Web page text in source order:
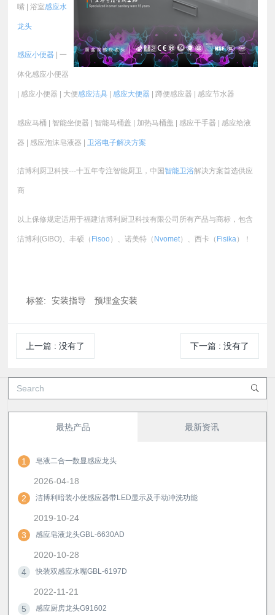
嘴 | 浴室感应水
龙头
感应小便器 | 一
体化感应小便器
| 感应小便器 | 大便感应洁具 |感应大便器 | 蹲便感应器 | 感应节水器
感应马桶 | 智能坐便器 | 智能马桶盖 | 加热马桶盖 | 感应干手器 | 感应给液
器 | 感应泡沫皂液器 | 卫浴电子解决方案
洁博利厨卫科技---十五年专注智能厨卫，中国智能卫浴解决方案首选供应
商
以上保修规定适用于福建洁博利厨卫科技有限公司所有产品与商标，包含
洁博利(GIBO)、丰硕（ Fisoo ）、诺美特（ Nvomet）、西卡（ Fisika ）！
标签: 安装指导 预埋盒安装
上一篇 :没有了 下一篇: 没有了
最热产品 最新资讯
1 皂液二合一数显感应龙头
2026-04-18
2
洁博利暗装小便感应器带LED显示及手动冲洗功能
2019-10-24
3
感应皂液龙头GBL-6630AD
2020-10-28
4
快装双感应水嘴GBL-6197D
2022-11-21
5
感应厨房龙头G91602